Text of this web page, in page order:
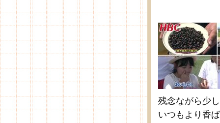
残念ながら少
いつもより香